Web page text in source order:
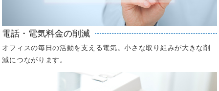
電話・電気料金の削減
オフィスの毎日の活動を支える電気。小さな取り組みが大きな削
減につながります。